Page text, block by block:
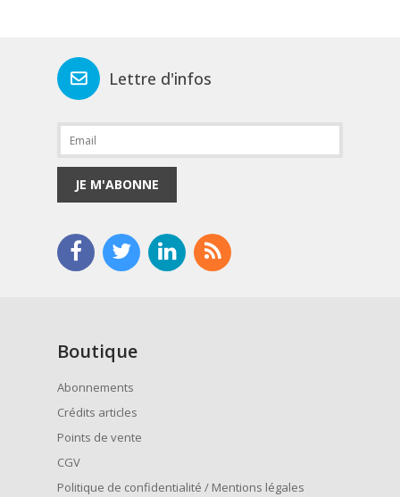
Lettre d'infos
JE M'ABONNE
Boutique
Abonnements
Crédits articles
Points de vente
CGV
Politique de confidentialité / Mentions légales